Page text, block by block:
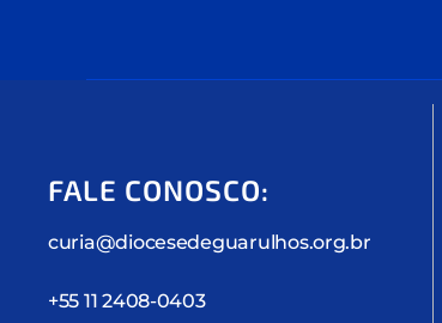
FALE CONOSCO:
curia@diocesedeguarulhos.org.br
+55 11 2408-0403